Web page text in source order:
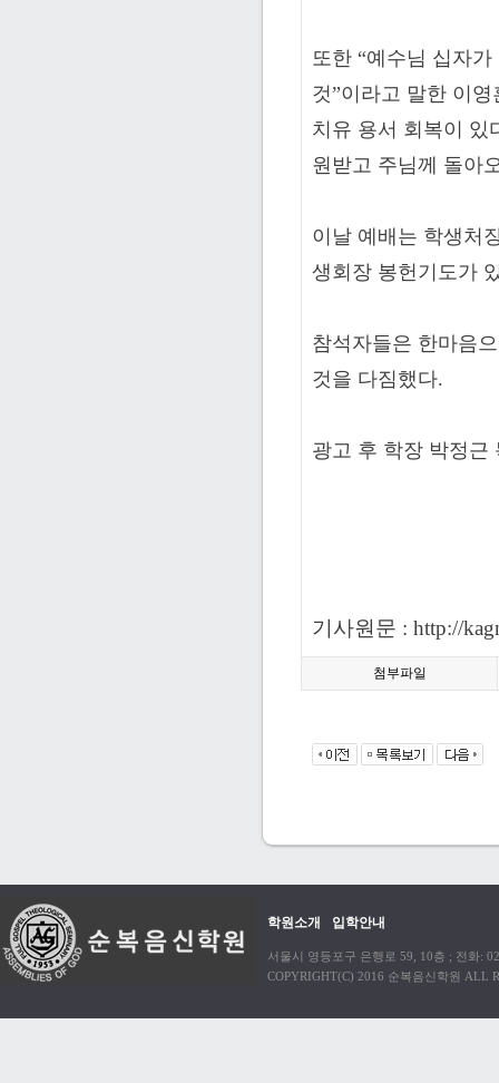
또한 “예수님 십자
것”이라고 말한 이
치유 용서 회복이 있
원받고 주님께 돌아
이날 예배는 학생처
생회장 봉헌기도가
참석자들은 한마음
것을 다짐했다.
광고 후 학장 박정근
기사원문 : http://
첨부파일
학원소개 입학안내
서울시 영등포구 은행로 59, 10층 ; 전화:
COPYRIGHT(C) 2016 순복음신학원 ALL